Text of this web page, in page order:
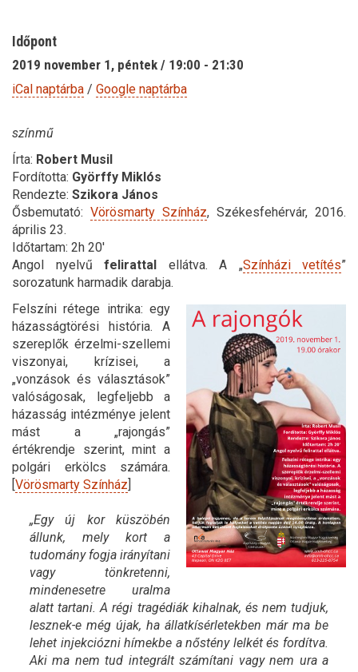
Időpont
2019 november 1, péntek / 19:00 - 21:30
iCal naptárba / Google naptárba
színmű
Írta: Robert Musil
Fordította: Györffy Miklós
Rendezte: Szikora János
Ősbemutató: Vörösmarty Színház, Székesfehérvár, 2016.
április 23.
Időtartam: 2h 20′
Angol nyelvű felirattal ellátva. A „Színházi vetítés”
sorozatunk harmadik darabja.
Felszíni rétege intrika: egy
házasságtörési história. A
szereplők érzelmi-szellemi
viszonyai, krízisei, a
„vonzások és választások”
valóságosak, legfeljebb a
házasság intézménye jelent
mást a „rajongás”
értékrendje szerint, mint a
polgári erkölcs számára.
[Vörösmarty Színház]
„Egy új kor küszöbén
állunk, mely kort a
tudomány fogja irányítani
vagy tönkretenni,
mindenesetre uralma
alatt tartani. A régi tragédiák kihalnak, és nem tudjuk,
lesznek-e még újak, ha állatkísérletekben már ma be
lehet injekciózni hímekbe a nőstény lelkét és fordítva.
Aki ma nem tud integrált számítani vagy nem ura a